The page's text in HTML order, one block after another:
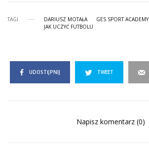
TAGI DARIUSZ MOTAŁA
GES SPORT ACADEMY
JAK UCZYĆ FUTBOLU
UDOSTĘPNIJ TWEET
Napisz komentarz (0)